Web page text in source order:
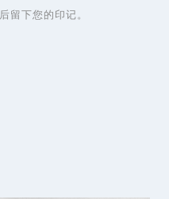
后留下您的印记。